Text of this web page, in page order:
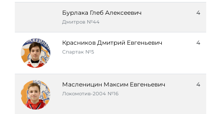
Бурлака Глеб Алексеевич
Дмитров №44
4
Красников Дмитрий Евгеньевич
Спартак №5
4
Масленицин Максим Евгеньевич
Локомотив-2004 №16
4